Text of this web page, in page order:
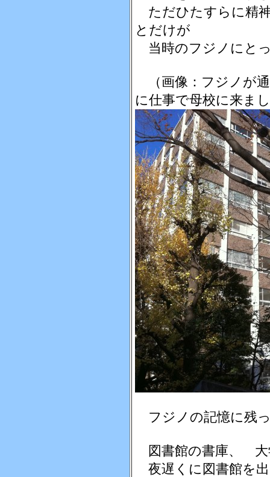
ただひたすらに精
とだけが
当時のフジノにと
（画像：フジノが
に仕事で母校に来ま
フジノの記憶に残
図書館の書庫、 大
夜遅くに図書館を